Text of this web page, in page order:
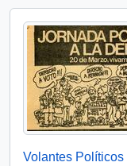
Volantes Políticos